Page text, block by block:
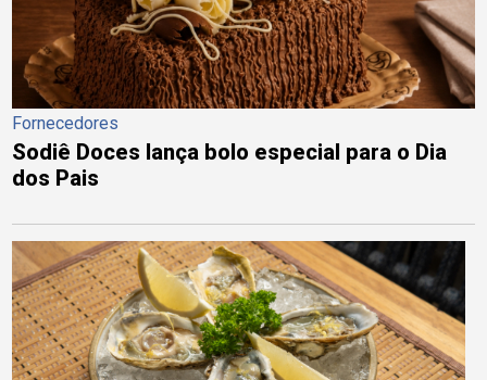
Fornecedores
Sodiê Doces lança bolo especial para o Dia
dos Pais